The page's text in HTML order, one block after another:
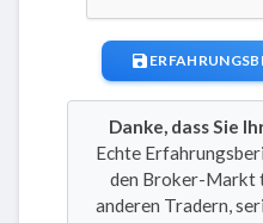
Danke, dass Sie
Echte
den Broker-Markt
anderen Tradern,